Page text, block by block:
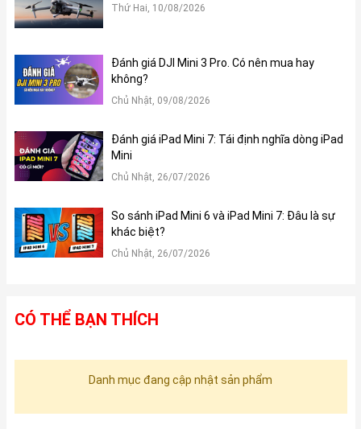
Thứ Hai, 10/08/2026
Đánh giá DJI Mini 3 Pro. Có nên mua hay
không?
Chủ Nhật, 09/08/2026
Đánh giá iPad Mini 7: Tái định nghĩa dòng iPad
Mini
Chủ Nhật, 26/07/2026
So sánh iPad Mini 6 và iPad Mini 7: Đâu là sự
khác biệt?
Chủ Nhật, 26/07/2026
CÓ THỂ BẠN THÍCH
Danh mục đang cập nhật sản phẩm